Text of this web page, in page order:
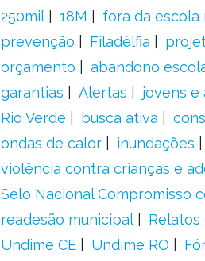
250mil
18M fora da escola
prevenção
Filadélfia
orçamento
abandono
garantias
Alertas jovens e
Rio Verde
busca ativa
ondas de calor
inundações
violência contra crianças e
Selo Nacional Compromisso
readesão municipal
Relatos
Undime CE
Undime RO